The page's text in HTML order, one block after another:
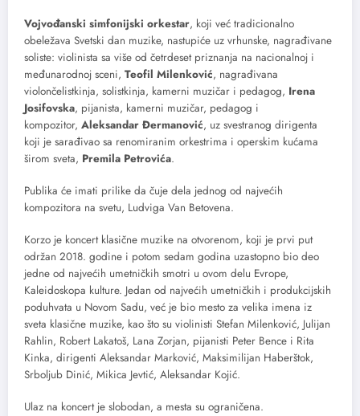
Vojvođanski simfonijski orkestar, koji već tradicionalno
obeležava Svetski dan muzike, nastupiće uz vrhunske, nagrađivane
soliste: violinista sa više od četrdeset priznanja na nacionalnoj i
međunarodnoj sceni, Teofil Milenković, nagrađivana
violončelistkinja, solistkinja, kamerni muzičar i pedagog, Irena
Josifovska, pijanista, kamerni muzičar, pedagog i
kompozitor, Aleksandar Đermanović, uz svestranog dirigenta
koji je sarađivao sa renomiranim orkestrima i operskim kućama
širom sveta, Premila Petrovića.
Publika će imati prilike da čuje dela jednog od najvećih
kompozitora na svetu, Ludviga Van Betovena.
Korzo je koncert klasične muzike na otvorenom, koji je prvi put
održan 2018. godine i potom sedam godina uzastopno bio deo
jedne od najvećih umetničkih smotri u ovom delu Evrope,
Kaleidoskopa kulture. Jedan od najvećih umetničkih i produkcijskih
poduhvata u Novom Sadu, već je bio mesto za velika imena iz
sveta klasične muzike, kao što su violinisti Stefan Milenković, Julijan
Rahlin, Robert Lakatoš, Lana Zorjan, pijanisti Peter Bence i Rita
Kinka, dirigenti Aleksandar Marković, Maksimilijan Haberštok,
Srboljub Dinić, Mikica Jevtić, Aleksandar Kojić.
Ulaz na koncert je slobodan, a mesta su ograničena.